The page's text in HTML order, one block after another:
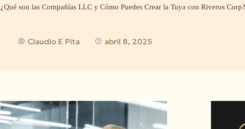
¿Qué son las Compañías LLC y Cómo Puedes Crear la Tuya con Riveros Corp?
Claudio E Pita abril 8, 2025